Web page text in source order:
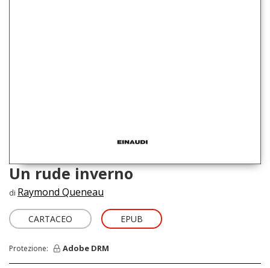
Un rude inverno
di Raymond Queneau
CARTACEO EPUB
Protezione: Adobe DRM